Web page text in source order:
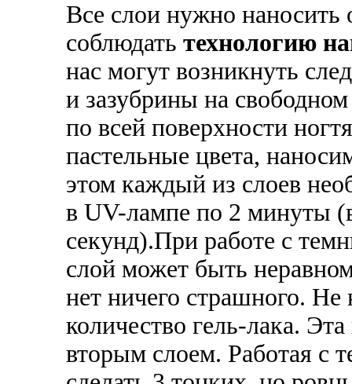
Все слои нужно наносить
соблюдать технологию
нас могут возникнуть
и зазубрины на
по всей поверхности
пастельные цвета,
этом каждый из слоев
в UV-лампе по 2 минуты
секунд).При работе с
слой может быть
нет ничего страшного.
количество гель-лака.
вторым слоем. Работая с